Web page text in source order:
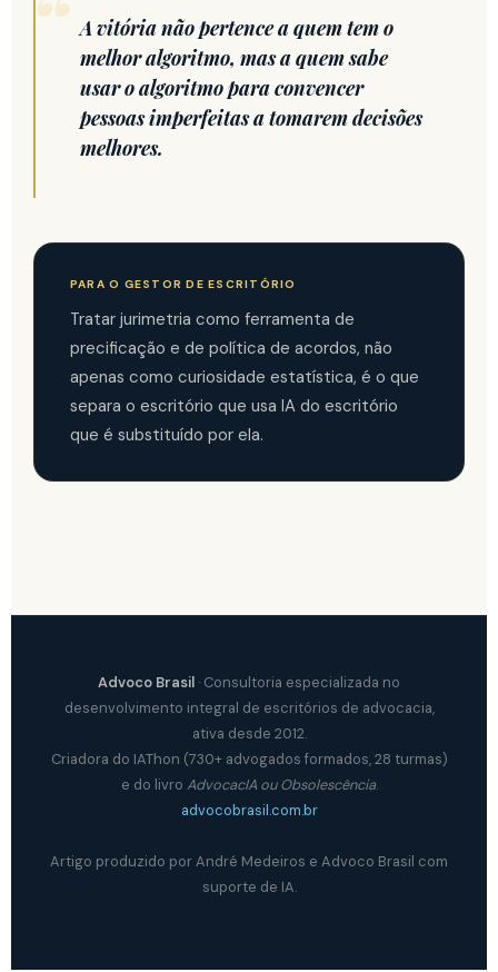
A vitória não pertence a quem tem o
melhor algoritmo, mas a quem sabe
usar o algoritmo para convencer
pessoas imperfeitas a tomarem decisões
melhores.
PARA O GESTOR DE ESCRITÓRIO
Tratar jurimetria como ferramenta de
precificação e de política de acordos, não
apenas como curiosidade estatística, é o que
separa o escritório que usa IA do escritório
que é substituído por ela.
Advoco Brasil · Consultoria especializada no
desenvolvimento integral de escritórios de advocacia,
ativa desde 2012.
Criadora do IAThon (730+ advogados formados, 28 turmas)
e do livro AdvocacIA ou Obsolescência.
advocobrasil.com.br
Artigo produzido por André Medeiros e Advoco Brasil com
suporte de IA.